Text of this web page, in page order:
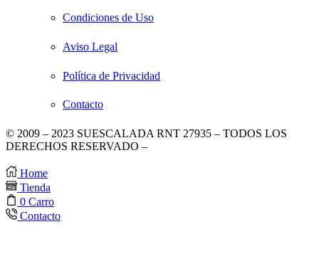
Condiciones de Uso
Aviso Legal
Política de Privacidad
Contacto
© 2009 – 2023 SUESCALADA RNT 27935 – TODOS LOS
DERECHOS RESERVADO –
Home
Tienda
0 Carro
Contacto